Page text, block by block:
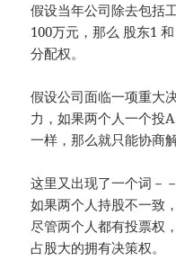
假设当年公司除去包括
100万元，那么 股东1
分配权。
假设公司面临一项重大
力，如果两个人一个投
一样，那么就只能协商
这里又出现了一个词－
如果两个人持股不一致
尽管两个人都有投票权
占股大的拥有决策权。